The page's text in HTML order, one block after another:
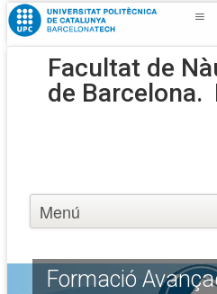
Facultat de
de Barcelona.
Formació